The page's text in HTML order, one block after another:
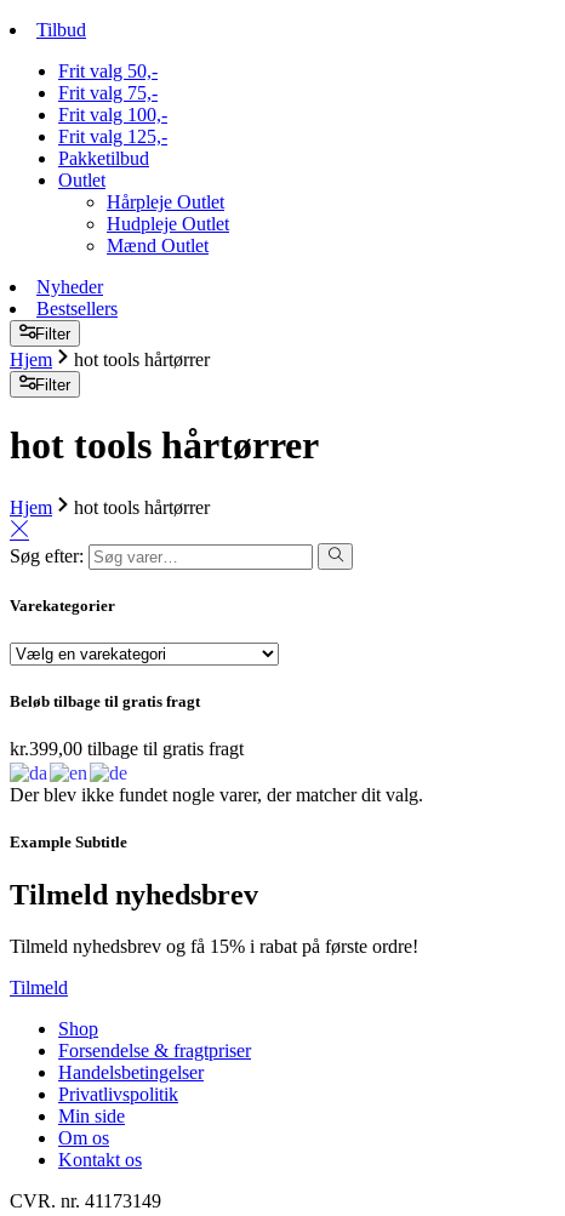
Tilbud
Frit valg 50,-
Frit valg 75,-
Frit valg 100,-
Frit valg 125,-
Pakketilbud
Outlet
Hårpleje Outlet
Hudpleje Outlet
Mænd Outlet
Nyheder
Bestsellers
Filter
Hjem hot tools hårtørrer
Filter
hot tools hårtørrer
Hjem hot tools hårtørrer
Søg efter:
Varekategorier
Beløb tilbage til gratis fragt
kr.399,00 tilbage til gratis fragt
Der blev ikke fundet nogle varer, der matcher dit valg.
Example Subtitle
Tilmeld nyhedsbrev
Tilmeld nyhedsbrev og få 15% i rabat på første ordre!
Tilmeld
Shop
Forsendelse & fragtpriser
Handelsbetingelser
Privatlivspolitik
Min side
Om os
Kontakt os
CVR. nr. 41173149